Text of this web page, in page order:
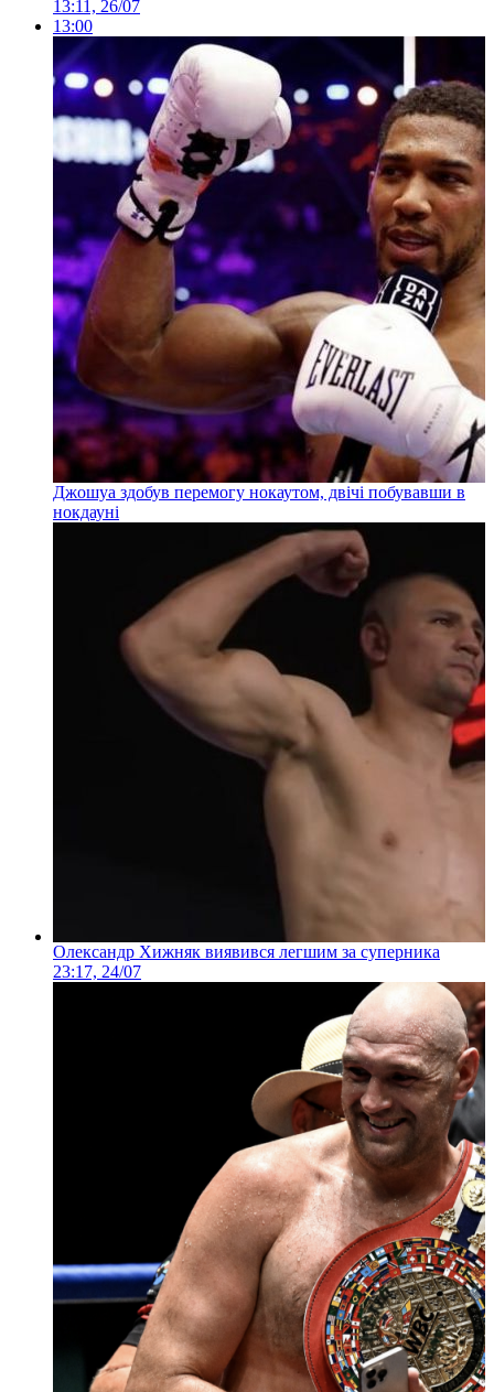
13:11, 26/07
13:00
Джошуа здобув перемогу нокаутом, двічі побувавши в
нокдауні
Олександр Хижняк виявився легшим за суперника
23:17, 24/07